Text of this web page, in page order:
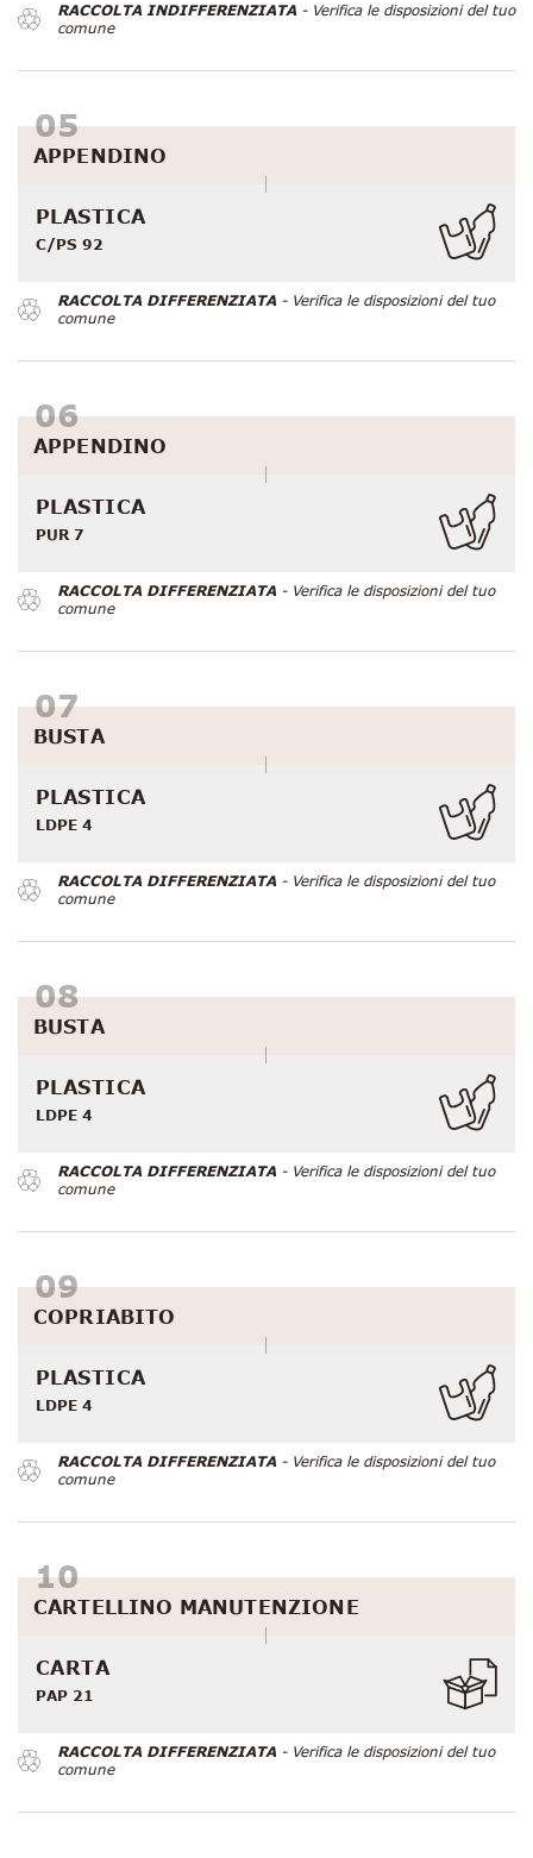
RACCOLTA INDIFFERENZIATA- Verifica le disposizioni del tuo
comune
APPENDINO
PLASTICA
C/PS 92
RACCOLTA DIFFERENZIATA- Verifica le disposizioni del tuo
comune
APPENDINO
PLASTICA
PUR 7
RACCOLTA DIFFERENZIATA- Verifica le disposizioni del tuo
comune
BUSTA
PLASTICA
LDPE 4
RACCOLTA DIFFERENZIATA- Verifica le disposizioni del tuo
comune
BUSTA
PLASTICA
LDPE 4
RACCOLTA DIFFERENZIATA- Verifica le disposizioni del tuo
comune
COPRIABITO
PLASTICA
LDPE 4
RACCOLTA DIFFERENZIATA- Verifica le disposizioni del tuo
comune
CARTELLINO MANUTENZIONE
CARTA
PAP 21
RACCOLTA DIFFERENZIATA- Verifica le disposizioni del tuo
comune